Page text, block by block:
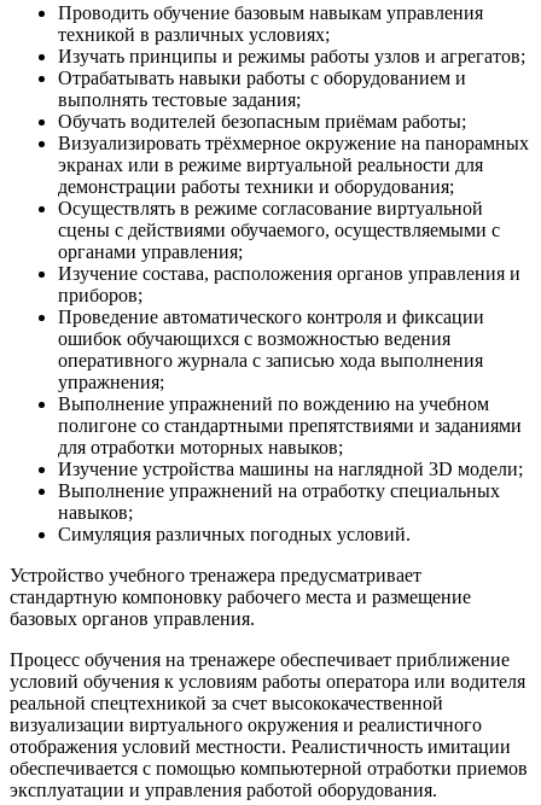
Проводить обучение базовым навыкам управления
техникой в различных условиях;
Изучать принципы и режимы работы узлов и агрегатов;
Отрабатывать навыки работы с оборудованием и
выполнять тестовые задания;
Обучать водителей безопасным приёмам работы;
Визуализировать трёхмерное окружение на панорамных
экранах или в режиме виртуальной реальности для
демонстрации работы техники и оборудования;
Осуществлять в режиме согласование виртуальной
сцены с действиями обучаемого, осуществляемыми с
органами управления;
Изучение состава, расположения органов управления и
приборов;
Проведение автоматического контроля и фиксации
ошибок обучающихся с возможностью ведения
оперативного журнала с записью хода выполнения
упражнения;
Выполнение упражнений по вождению на учебном
полигоне со стандартными препятствиями и заданиями
для отработки моторных навыков;
Изучение устройства машины на наглядной 3D модели;
Выполнение упражнений на отработку специальных
навыков;
Симуляция различных погодных условий.
Устройство учебного тренажера предусматривает
стандартную компоновку рабочего места и размещение
базовых органов управления.
Процесс обучения на тренажере обеспечивает приближение
условий обучения к условиям работы оператора или водителя
реальной спецтехникой за счет высококачественной
визуализации виртуального окружения и реалистичного
отображения условий местности. Реалистичность имитации
обеспечивается с помощью компьютерной отработки приемов
эксплуатации и управления работой оборудования.